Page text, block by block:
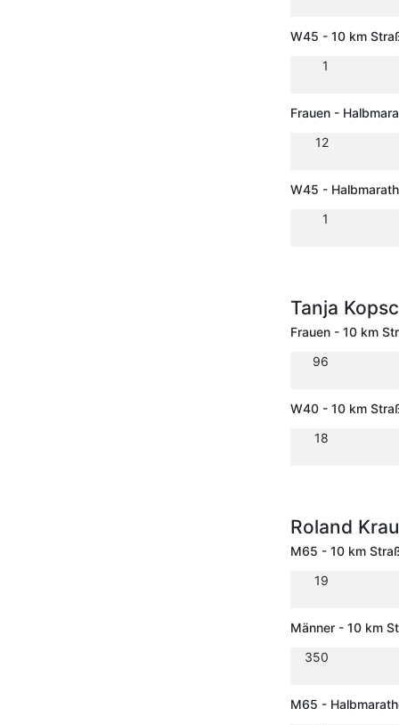
W45 - 10 km
1
Frauen -
12
W45 -
1
Tanja
Frauen - 10 km
96
W40 - 10 km
18
Roland
M65 - 10 km
19
Männer - 10 km
350
M65 -